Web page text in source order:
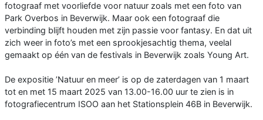
fotograaf met voorliefde voor natuur zoals met een foto van
Park Overbos in Beverwijk. Maar ook een fotograaf die
verbinding blijft houden met zijn passie voor fantasy. En dat uit
zich weer in foto’s met een sprookjesachtig thema, veelal
gemaakt op één van de festivals in Beverwijk zoals Young Art.
De expositie ’Natuur en meer’ is op de zaterdagen van 1 maart
tot en met 15 maart 2025 van 13.00-16.00 uur te zien is in
fotografiecentrum ISOO aan het Stationsplein 46B in Beverwijk.